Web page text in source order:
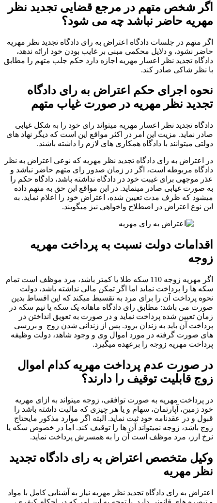
اگر شخص متهم در مرجع قضایی تجدید نظر
مهریه حاضر نباشد چه می شود؟
اگر متهم در جلسات دادگاه اعتراض به رای دادگاه تجدید نظر مهریه
حاضر نشود، و دلایل محکمی مبنی بر غایب بودن خود ارائه ندهد،
دادگاه تجدید نظر اعسار مهریه اجازه دارد حکم جلب متهم را مطابق
با نظر شاکی صادر کند.
نحوه اجرای حکم اعتراض به رای دادگاه
تجدید نظر مهریه در صورت غیاب متهم
دادگاه تجدید نظر اعسار مهریه میتواند رای خود را به شکل غیابی
صادر نماید. مزیت این امر در اکثر مواقع این است که دیگر نهاد های
دولتی میتوانند با دادگاه همکاری های لازم را داشته باشند.
در اعتراض به رای دادگاه تجدید نظر مهریه که نوعی اعتراض به نظر
دادگاه مربوطه است، اگر در زمان صدور رای متهم حاضر نباشد و
عذر موجهی برای غیبت خود در دادگاه نداشته باشد، دادگاه حکم را
به صورت غیابی صادر مینماید. در این مواقع این حق به متهم داده
میشود که ظرف مدت تعیین شده، اعتراض خود را اعلام نماید. به
این نوع اعتراض در اصطلاح واخواهی نیز میگویند.
اقدامات دولت نسبت به پرداخت مهریه
زوجه
اگر مهریه زوجه 110 سکه طلا یا کمتر باشد، مرد موظف است تمام
سکه ها را پرداخت نماید اما اگر تمکن مالی نداشته باشد، دولت
نحوه پرداخت آن را برای مرد به تقسیط میکند که این اقساط بدین
صورت می باشد: مطابق رای دادگاه ماهانه یک سکه یا نیم سکه در
زمان تعیین شده پرداخت نماید و در صورت به تعویق انداختن در
پرداخت آن باید به زندان برود. پس از زندانی شدن زوج و بررسی
های صورت گرفته در مورد اموال وی و وجود شاهد، دولت وظیفه
پرداخت مهریه زوجه را برعهده میگیرد.
در صورت عدم پرداخت مهریه کدام اموال
زوج قابلیت توقیف را دارند؟
در پرداخت مهریه به صورت توافقی، زوجه میتواند به ازای مهریه
خود زمین، آپارتمان، سهام و یا هر چیزی که مالیت داشته باشد را
قبول و در عقدنامه خود ثبت نماید. البته اگر موارد مذکور مایحتاج
زوج باشد، زوجه نمیتواند آن ها را توقیف کند. اما در خصوص سکه یا
نرخ ارز، مرد موظف است آن را به همسرش پرداخت نماید.
وکیل متخصص اعتراض به رای دادگاه تجدید
نظر مهریه
اعتراض به رای دادگاه تجدید نظر مهریه نیاز به آشنایی کامل با مواد